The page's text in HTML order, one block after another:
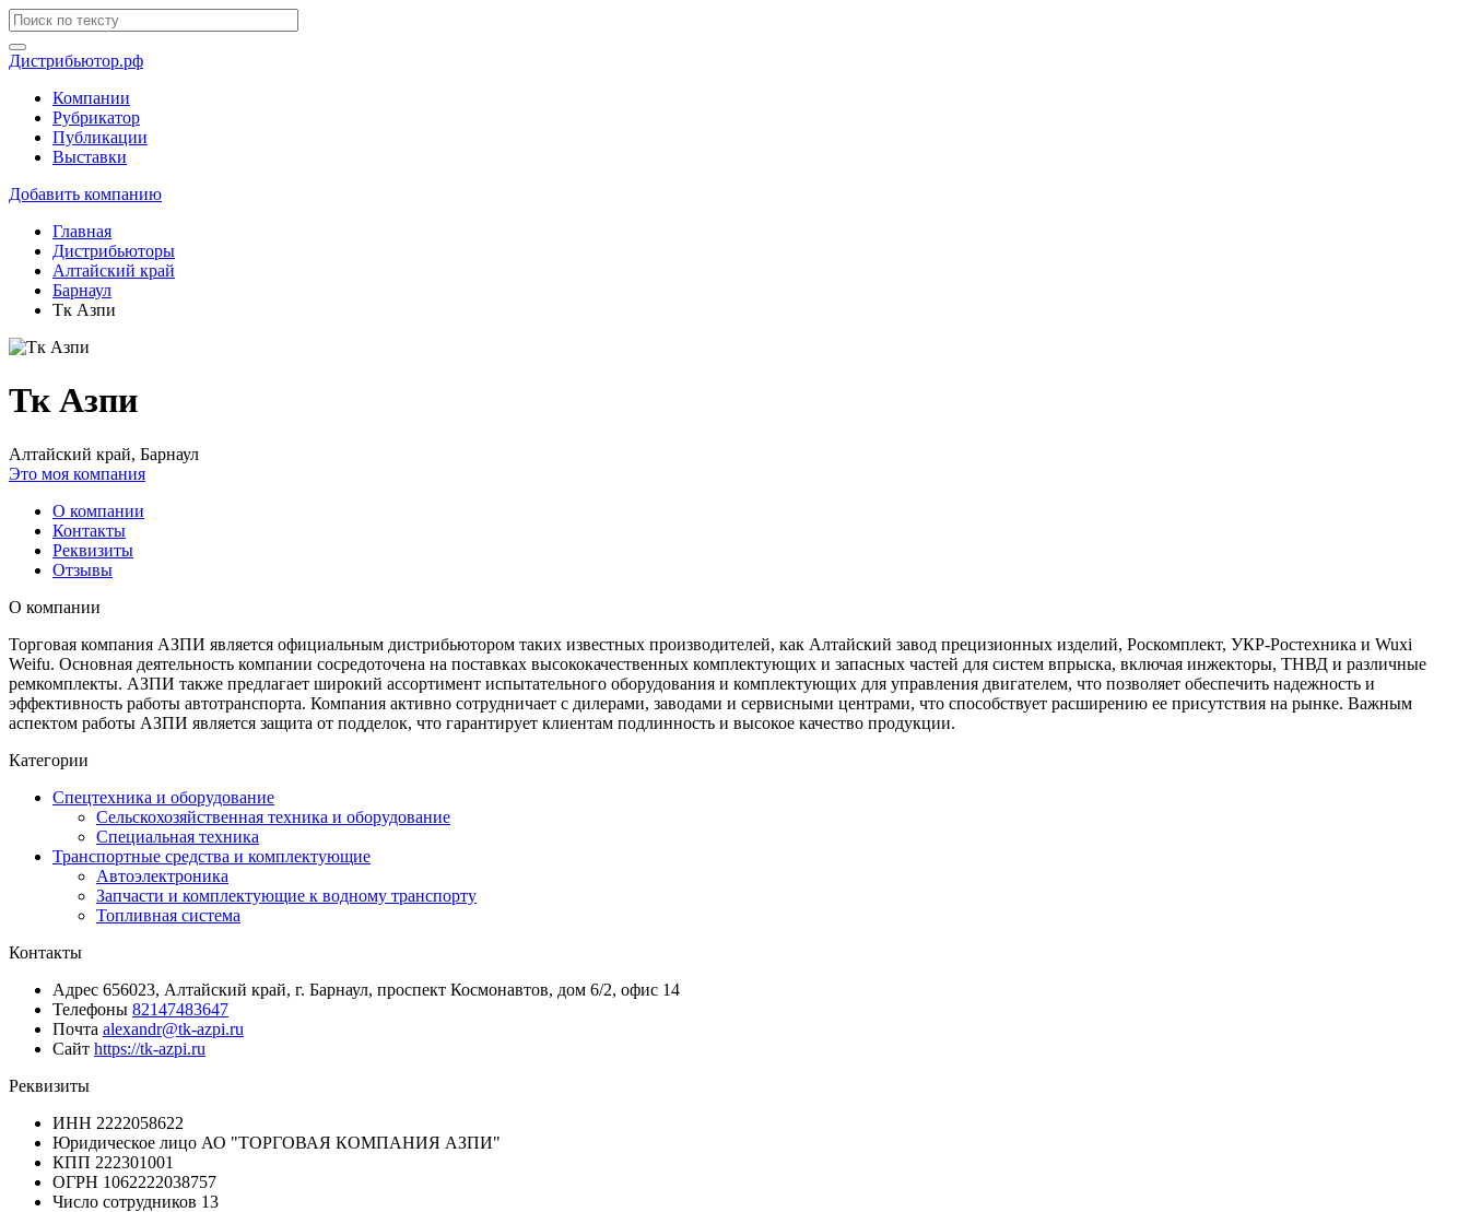
Дистрибьютор.рф
Компании
Рубрикатор
Публикации
Выставки
Добавить компанию
Главная
Дистрибьюторы
Алтайский край
Барнаул
Тк Азпи
Тк Азпи
Алтайский край, Барнаул
Это моя компания
О компании
Контакты
Реквизиты
Отзывы
О компании
Торговая компания АЗПИ является официальным дистрибьютором таких известных производителей, как Алтайский завод прецизионных изделий, Роскомплект, УКР-Ростехника и Wuxi
Weifu. Основная деятельность компании сосредоточена на поставках высококачественных комплектующих и запасных частей для систем впрыска, включая инжекторы, ТНВД и различные
ремкомплекты. АЗПИ также предлагает широкий ассортимент испытательного оборудования и комплектующих для управления двигателем, что позволяет обеспечить надежность и
эффективность работы автотранспорта. Компания активно сотрудничает с дилерами, заводами и сервисными центрами, что способствует расширению ее присутствия на рынке. Важным
аспектом работы АЗПИ является защита от подделок, что гарантирует клиентам подлинность и высокое качество продукции.
Категории
Спецтехника и оборудование
Сельскохозяйственная техника и оборудование
Специальная техника
Транспортные средства и комплектующие
Автоэлектроника
Запчасти и комплектующие к водному транспорту
Топливная система
Контакты
Адрес 656023, Алтайский край, г. Барнаул, проспект Космонавтов, дом 6/2, офис 14
Телефоны 82147483647
Почта alexandr@tk-azpi.ru
Сайт https://tk-azpi.ru
Реквизиты
ИНН 2222058622
Юридическое лицо АО "ТОРГОВАЯ КОМПАНИЯ АЗПИ"
КПП 222301001
ОГРН 1062222038757
Число сотрудников 13